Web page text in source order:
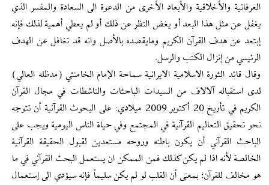
العرفانية والأخلاقية والأبعاد الأخرى من الدعوة الى السعادة والمفسر الذي
يغفل عن مثل هذا البعد أو يغض النظر عن ذلك أو لم يعطي أهمية لذلك فإنه
إبتعد عن هدف القرآن الكريم ومايقصده بالأصل وانه قد تغافل عن الهدف
الرئيسي من إنزال الكتب والرسل.
وقال قائد الثورة الاسلامية الايرانية سماحة الإمام الخامنئي (مدظله العالي)
لدى استقباله آلالاف من السيدات الباحثات والناشطات في مجال القرآن
الكريم في تأريخ 20 أکتوبر 2009 ميلادي: على البحوث القرآنية أن تتوجه
نحو تحقيق التعاليم القرآنية في المجتمع وفي حياة الناس اليومية ويجب على
الباحث القرآني أن يكون باطنه وروحه مستعدين لقبول الحقيقة القرآنية
الخالصة لأنه اذا لم يكن كذلك فمن الممكن ان يستعمل البحث القرآني في ما
هو مخالف للقرآن؛ بمعنى أن القلب لو لم يكن سليماً فإنه سيؤدي الى إستعمال